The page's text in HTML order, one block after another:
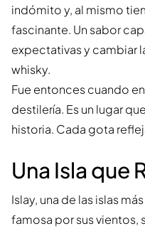
indómito y, al mismo
fascinante. Un sabor
expectativas y cambiar
whisky.
Fue entonces cuando
destilería. Es un lugar
historia. Cada gota
Una Isla que
Islay, una de las islas
famosa por sus vientos,